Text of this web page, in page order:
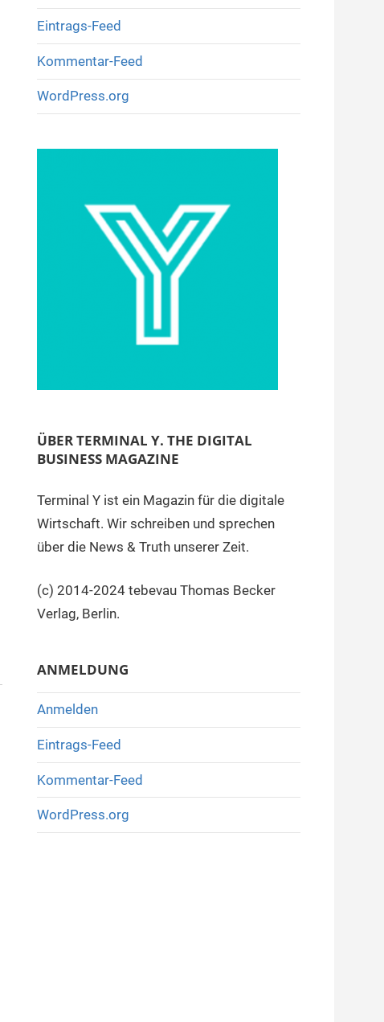
Eintrags-Feed
Kommentar-Feed
WordPress.org
ÜBER TERMINAL Y. THE DIGITAL
BUSINESS MAGAZINE
Terminal Y ist ein Magazin für die digitale
Wirtschaft. Wir schreiben und sprechen
über die News & Truth unserer Zeit.
(c) 2014-2024 tebevau Thomas Becker
Verlag, Berlin.
ANMELDUNG
Anmelden
Eintrags-Feed
Kommentar-Feed
WordPress.org